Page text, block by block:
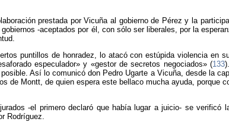
prestada por Vicuña al gobierno de Pérez y la
-aceptados por él, con sólo ser liberales, por la
puntillos de honradez, lo atacó con estúpida violencia en
especulador» y «gestor de secretos negociados» (133
Así lo comunicó don Pedro Ugarte a Vicuña, desde la
de Montt, de quien espera este bellaco mucha ayuda, porque
-el primero declaró que había lugar a juicio- se verificó
Rodríguez.